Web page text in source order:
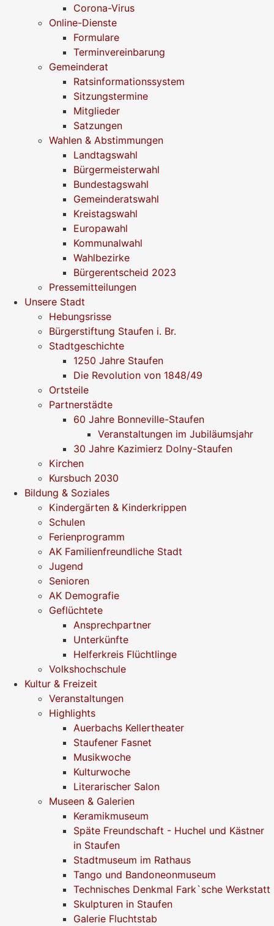
Corona-Virus
Online-Dienste
Formulare
Terminvereinbarung
Gemeinderat
Ratsinformationssystem
Sitzungstermine
Mitglieder
Satzungen
Wahlen & Abstimmungen
Landtagswahl
Bürgermeisterwahl
Bundestagswahl
Gemeinderatswahl
Kreistagswahl
Europawahl
Kommunalwahl
Wahlbezirke
Bürgerentscheid 2023
Pressemitteilungen
Unsere Stadt
Hebungsrisse
Bürgerstiftung Staufen i. Br.
Stadtgeschichte
1250 Jahre Staufen
Die Revolution von 1848/49
Ortsteile
Partnerstädte
60 Jahre Bonneville-Staufen
Veranstaltungen im Jubiläumsjahr
30 Jahre Kazimierz Dolny-Staufen
Kirchen
Kursbuch 2030
Bildung & Soziales
Kindergärten & Kinderkrippen
Schulen
Ferienprogramm
AK Familienfreundliche Stadt
Jugend
Senioren
AK Demografie
Geflüchtete
Ansprechpartner
Unterkünfte
Helferkreis Flüchtlinge
Volkshochschule
Kultur & Freizeit
Veranstaltungen
Highlights
Auerbachs Kellertheater
Staufener Fasnet
Musikwoche
Kulturwoche
Literarischer Salon
Museen & Galerien
Keramikmuseum
Späte Freundschaft - Huchel und Kästner
in Staufen
Stadtmuseum im Rathaus
Tango und Bandoneonmuseum
Technisches Denkmal Fark`sche Werkstatt
Skulpturen in Staufen
Galerie Fluchtstab